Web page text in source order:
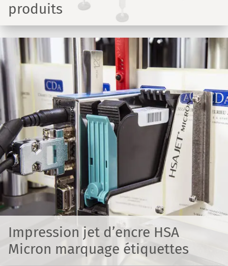
produits
Impression jet d’encre HSA
Micron marquage étiquettes